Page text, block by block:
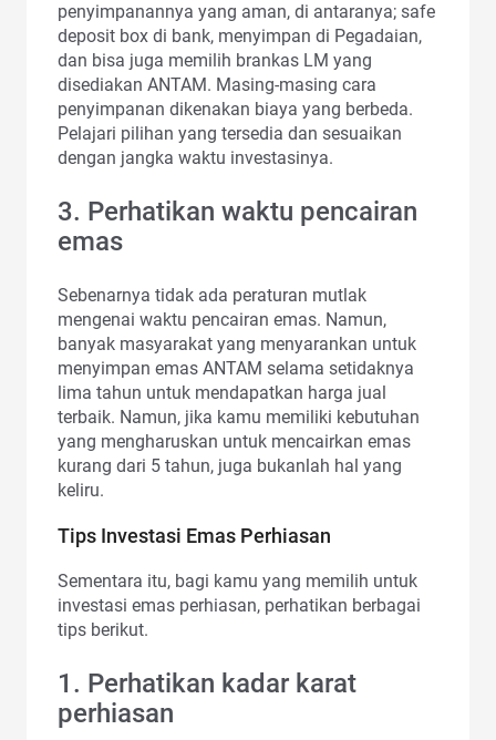
penyimpanannya yang aman, di antaranya; safe
deposit box di bank, menyimpan di Pegadaian,
dan bisa juga memilih brankas LM yang
disediakan ANTAM. Masing-masing cara
penyimpanan dikenakan biaya yang berbeda.
Pelajari pilihan yang tersedia dan sesuaikan
dengan jangka waktu investasinya.
3. Perhatikan waktu pencairan
emas
Sebenarnya tidak ada peraturan mutlak
mengenai waktu pencairan emas. Namun,
banyak masyarakat yang menyarankan untuk
menyimpan emas ANTAM selama setidaknya
lima tahun untuk mendapatkan harga jual
terbaik. Namun, jika kamu memiliki kebutuhan
yang mengharuskan untuk mencairkan emas
kurang dari 5 tahun, juga bukanlah hal yang
keliru.
Tips Investasi Emas Perhiasan
Sementara itu, bagi kamu yang memilih untuk
investasi emas perhiasan, perhatikan berbagai
tips berikut.
1. Perhatikan kadar karat
perhiasan